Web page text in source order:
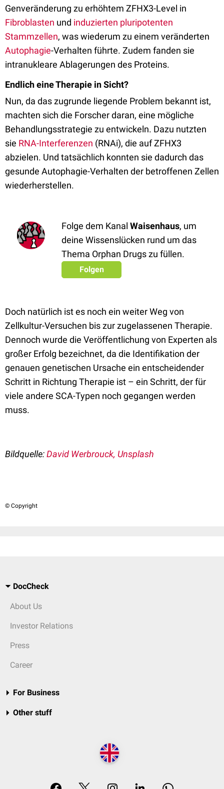
Genveränderung zu erhöhtem ZFHX3-Level in
Fibroblasten und induzierten pluripotenten
Stammzellen, was wiederum zu einem veränderten
Autophagie-Verhalten führte. Zudem fanden sie
intranukleare Ablagerungen des Proteins.
Endlich eine Therapie in Sicht?
Nun, da das zugrunde liegende Problem bekannt ist,
machten sich die Forscher daran, eine mögliche
Behandlungsstrategie zu entwickeln. Dazu nutzten
sie RNA-Interferenzen (RNAi), die auf ZFHX3
abzielen. Und tatsächlich konnten sie dadurch das
gesunde Autophagie-Verhalten der betroffenen Zellen
wiederherstellen.
Folge dem Kanal Waisenhaus, um
deine Wissenslücken rund um das
Thema Orphan Drugs zu füllen.
Folgen
Doch natürlich ist es noch ein weiter Weg von
Zellkultur-Versuchen bis zur zugelassenen Therapie.
Dennoch wurde die Veröffentlichung von Experten als
großer Erfolg bezeichnet, da die Identifikation der
genauen genetischen Ursache ein entscheidender
Schritt in Richtung Therapie ist – ein Schritt, der für
viele andere SCA-Typen noch gegangen werden
muss.
Bildquelle:David Werbrouck, Unsplash
© Copyright
DocCheck
About Us
Investor Relations
Press
Career
For Business
Other stuff